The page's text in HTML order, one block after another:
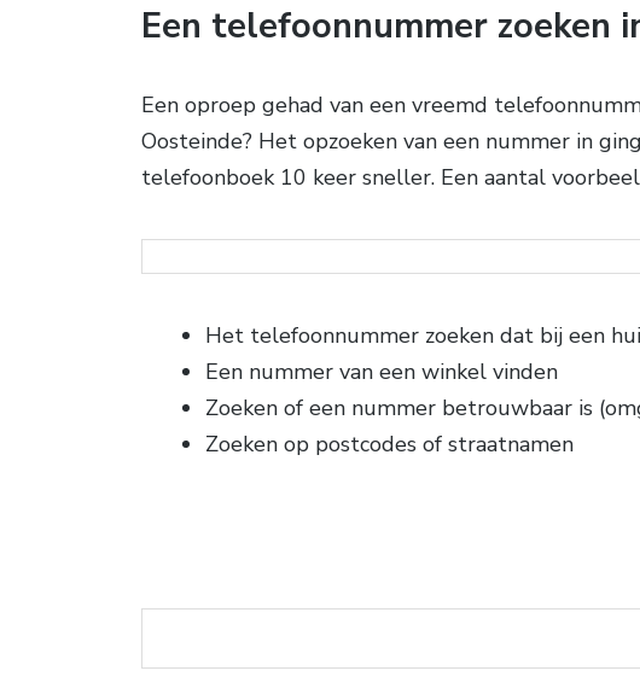
Een telefoonnummer zoeken
Een oproep gehad van een vreemd
Oosteinde? Het opzoeken van een nummer in
telefoonboek 10 keer sneller. Een aantal
Het telefoonnummer zoeken dat bij een
Een nummer van een winkel vinden
Zoeken of een nummer betrouwbaar is
Zoeken op postcodes of straatnamen